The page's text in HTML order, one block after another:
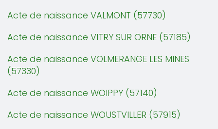
Acte de naissance VALMONT (57730)
Acte de naissance VITRY SUR ORNE (57185)
Acte de naissance VOLMERANGE LES MINES
(57330)
Acte de naissance WOIPPY (57140)
Acte de naissance WOUSTVILLER (57915)